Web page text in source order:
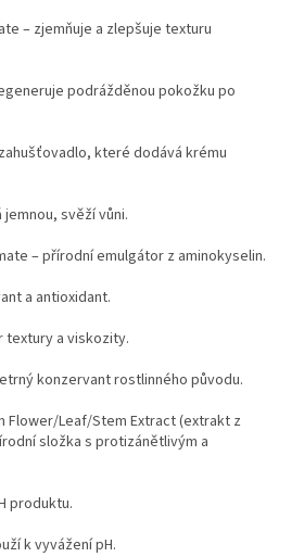
– zjemňuje a zlepšuje texturu
podrážděnou pokožku po
které dodává krému
jemnou, svěží vůni.
– přírodní emulgátor z aminokyselin.
a antioxidant.
textury a viskozity.
konzervant rostlinného původu.
Flower/Leaf/Stem Extract (extrakt z
složka s protizánětlivým a
produktu.
k vyvážení pH.